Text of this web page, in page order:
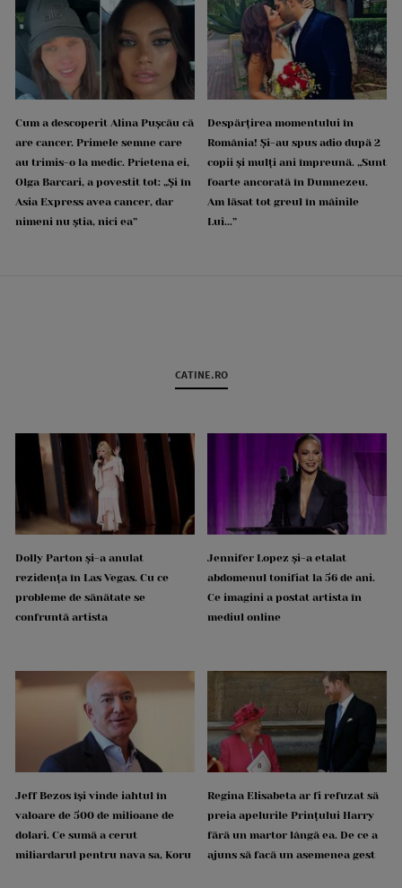
Cum a descoperit Alina Pușcău că
are cancer. Primele semne care
au trimis-o la medic. Prietena ei,
Olga Barcari, a povestit tot: „Și în
Asia Express avea cancer, dar
nimeni nu știa, nici ea”
Despărțirea momentului în
România! Și-au spus adio după 2
copii și mulți ani împreună. „Sunt
foarte ancorată în Dumnezeu.
Am lăsat tot greul în mâinile
Lui...”
CATINE.RO
Dolly Parton și-a anulat
rezidența în Las Vegas. Cu ce
probleme de sănătate se
confruntă artista
Jennifer Lopez și-a etalat
abdomenul tonifiat la 56 de ani.
Ce imagini a postat artista în
mediul online
Jeff Bezos își vinde iahtul în
valoare de 500 de milioane de
dolari. Ce sumă a cerut
miliardarul pentru nava sa, Koru
Regina Elisabeta ar fi refuzat să
preia apelurile Prințului Harry
fără un martor lângă ea. De ce a
ajuns să facă un asemenea gest